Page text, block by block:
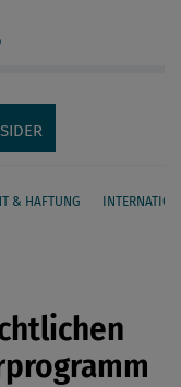
& HAFTUNG
teilen
teilen